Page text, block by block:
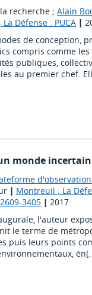
recherche ; Alain
Défense : PUCA|
de conception,
compris comme
publiques,
au premier chef.
monde incertain
| Montreuil ; La
3405| 2017
l'auteur
le terme de
puis leurs points